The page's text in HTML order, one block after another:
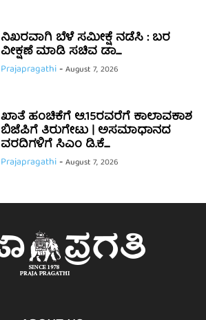
ನಿಖರವಾಗಿ ಬೆಳೆ ಸಮೀಕ್ಷೆ ನಡೆಸಿ : ಬರ
ವೀಕ್ಷಣೆ ಮಾಡಿ ಸಚಿವ ಡಾ....
Prajapragathi-August 7, 2026
ಖಾತೆ ಹಂಚಿಕೆಗೆ ಆ.15ರವರೆಗೆ ಕಾಲಾವಕಾಶ
ಬಿಜೆಪಿಗೆ ತಿರುಗೇಟು | ಅಸಮಾಧಾನದ
ವರದಿಗಳಿಗೆ ಸಿಎಂ ಡಿ.ಕೆ....
Prajapragathi-August 7, 2026